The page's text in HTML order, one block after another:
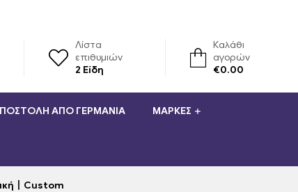
Λίστα
επιθυμιών
2 Είδη
Καλάθι
αγορών
€0.00
ΑΠΌ ΓΕΡΜΑΝΊΑ ΜΆΡΚΕΣ
丨Custom